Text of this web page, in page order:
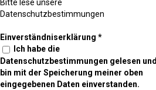
Bitte lese unsere
Datenschutzbestimmungen
Einverständniserklärung *
Ich habe die
Datenschutzbestimmungen gelesen und
bin mit der Speicherung meiner oben
eingegebenen Daten einverstanden.